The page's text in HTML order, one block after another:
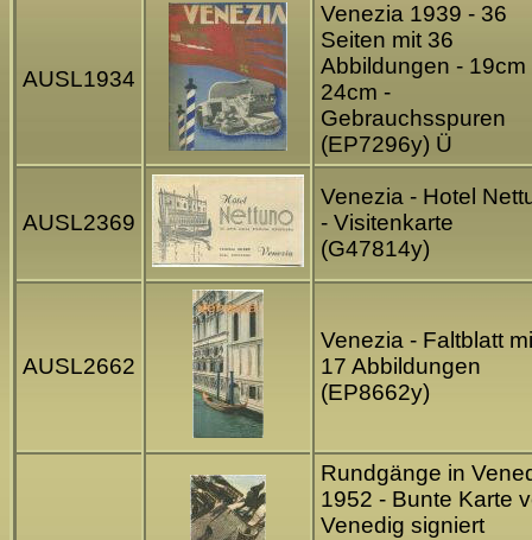
AUSL1934
Venezia 1939 - 36
Seiten mit 36
Abbildungen - 19cm
24cm -
Gebrauchsspuren
(EP7296y) Ü
AUSL2369
Venezia - Hotel
- Visitenkarte
(G47814y)
AUSL2662
Venezia - Faltblatt
17 Abbildungen
(EP8662y)
Rundgänge in
1952 - Bunte Karte
Venedig signiert